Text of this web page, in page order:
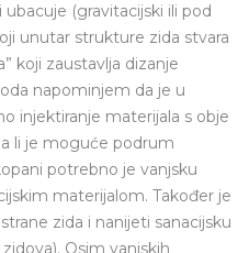
(gravitacijski ili pod
unutar strukture zida stvara
koji zaustavlja dizanje
napominjem da je u
injektiranje materijala s obje
li je moguće podrum
potrebno je vanjsku
materijalom. Također je
zida i nanijeti sanacijsku
Osim vanjskih